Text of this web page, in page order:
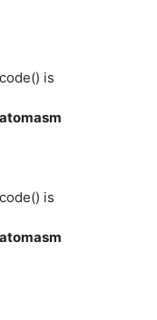
is
is